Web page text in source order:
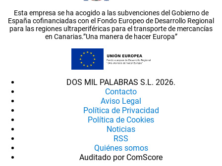
Esta empresa se ha acogido a las subvenciones del Gobierno de
España cofinanciadas con el Fondo Europeo de Desarrollo Regional
para las regiones ultraperiféricas para el transporte de mercancías
en Canarias.”Una manera de hacer Europa”
DOS MIL PALABRAS S.L. 2026.
Contacto
Aviso Legal
Política de Privacidad
Política de Cookies
Noticias
RSS
Quiénes somos
Auditado por ComScore